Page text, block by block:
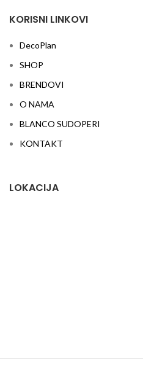
KORISNI LINKOVI
DecoPlan
SHOP
BRENDOVI
O NAMA
BLANCO SUDOPERI
KONTAKT
LOKACIJA